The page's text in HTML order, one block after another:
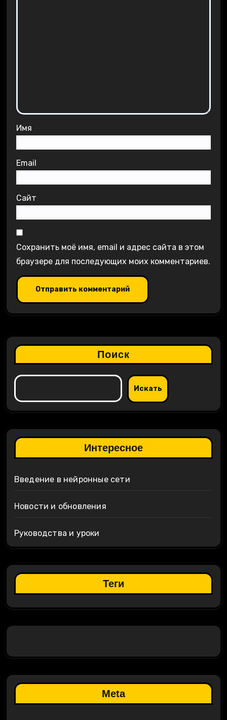
Имя
Email
Сайт
Сохранить моё имя, email и адрес сайта в этом
браузере для последующих моих комментариев.
Поиск
Искать
Интересное
Введение в нейронные сети
Новости и обновления
Руководства и уроки
Теги
Meta